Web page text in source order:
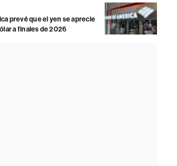
prevé que el yen se aprecie
a finales de 2026